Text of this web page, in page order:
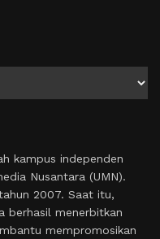
kampus independen
Nusantara (UMN).
2007. Saat itu,
berhasil menerbitkan
mempromosikan